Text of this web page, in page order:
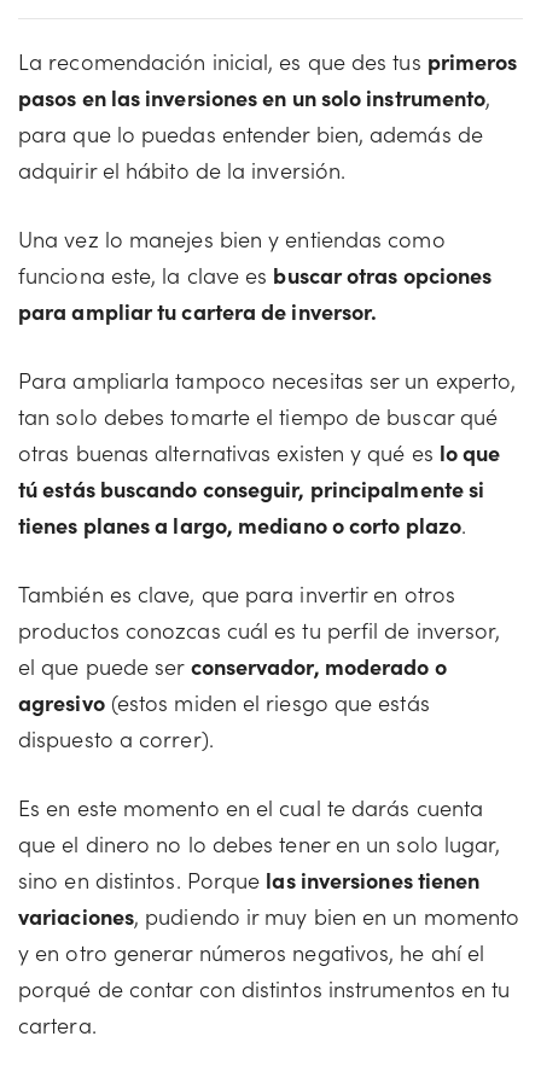
La recomendación inicial, es que des tus primeros
pasos en las inversiones en un solo instrumento,
para que lo puedas entender bien, además de
adquirir el hábito de la inversión.
Una vez lo manejes bien y entiendas como
funciona este, la clave es buscar otras opciones
para ampliar tu cartera de inversor.
Para ampliarla tampoco necesitas ser un experto,
tan solo debes tomarte el tiempo de buscar qué
otras buenas alternativas existen y qué es lo que
tú estás buscando conseguir, principalmente si
tienes planes a largo, mediano o corto plazo.
También es clave, que para invertir en otros
productos conozcas cuál es tu perfil de inversor,
el que puede ser conservador, moderado o
agresivo(estos miden el riesgo que estás
dispuesto a correr).
Es en este momento en el cual te darás cuenta
que el dinero no lo debes tener en un solo lugar,
sino en distintos. Porque las inversiones tienen
variaciones, pudiendo ir muy bien en un momento
y en otro generar números negativos, he ahí el
porqué de contar con distintos instrumentos en tu
cartera.